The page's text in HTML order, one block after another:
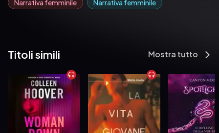
Pubblicato da:  Passerino
Narrativa femminile Narrativa femminile
Titoli simili Mostra tutto